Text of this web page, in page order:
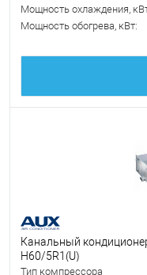
Мощность охлаждения,
Мощность обогрева, кВт:
Канальный
H60/5R1(U)
Тип компрессора